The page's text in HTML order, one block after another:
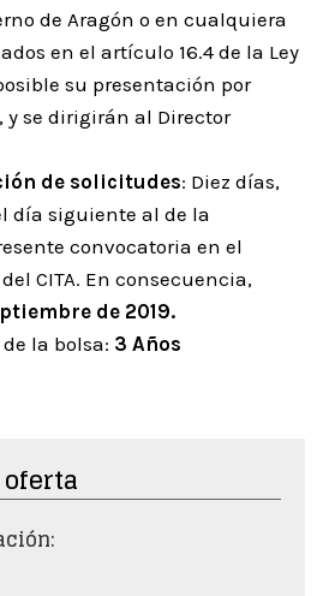
de Aragón o en cualquiera
en el artículo 16.4 de la Ley
su presentación por
y se dirigirán al Director
de solicitudes: Diez días,
día siguiente al de la
convocatoria en el
CITA. En consecuencia,
de 2019.
la bolsa: 3 Años